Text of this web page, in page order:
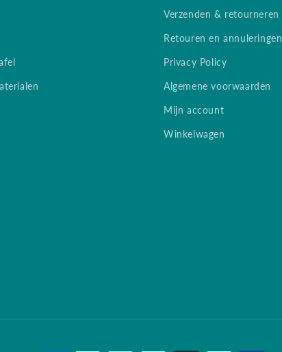
Verzenden & retourneren
Retouren en annuleringen
Privacy Policy
Algemene voorwaarden
Mijn account
Winkelwagen